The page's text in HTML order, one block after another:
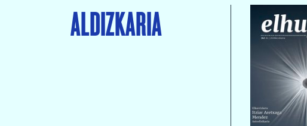
ALDIZKARIA